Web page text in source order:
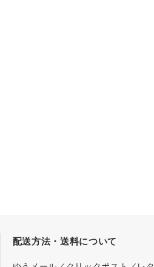
配送方法・送料について